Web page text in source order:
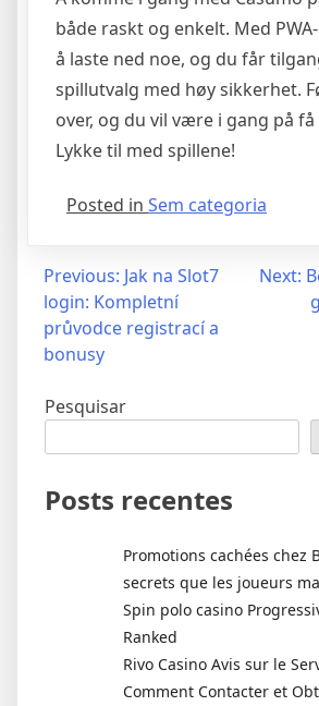
både raskt og enkelt. Med
å laste ned noe, og du får
spillutvalg med høy sikkerhet.
over, og du vil være i gang på
Lykke til med spillene!
Posted in Sem categoria
Navegação
Post
Previous: Jak na Slot7
login: Kompletní
průvodce registrací a
bonusy
Next:
Pesquisar
Posts recentes
Promotions cachées chez
secrets que les joueurs
Spin polo casino
Ranked
Rivo Casino Avis sur le
Comment Contacter et